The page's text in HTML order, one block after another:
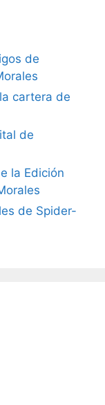
de
cartera de
de
la Edición
de Spider-